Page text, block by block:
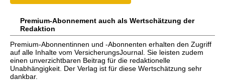
Premium-Abonnement auch als Wertschätzung der
Redaktion
Premium-Abonnentinnen und -Abonnenten erhalten den Zugriff
auf alle Inhalte vom VersicherungsJournal. Sie leisten zudem
einen unverzichtbaren Beitrag für die redaktionelle
Unabhängigkeit. Der Verlag ist für diese Wertschätzung sehr
dankbar.